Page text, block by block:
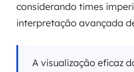
considerando times
interpretação avançada
A visualização eficaz